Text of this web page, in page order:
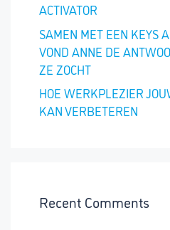
ACTIVATOR
SAMEN MET EEN KEYS
VOND ANNE DE
ZE ZOCHT
HOE WERKPLEZIER
KAN VERBETEREN
Recent Comments